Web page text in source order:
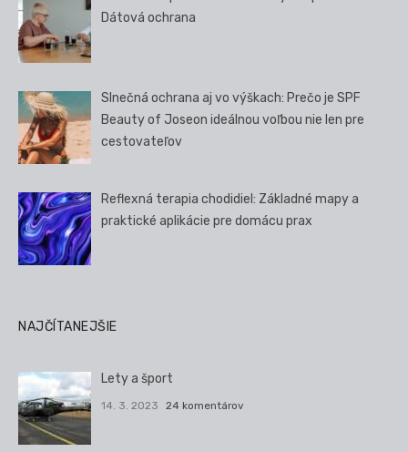
Dátová ochrana
Slnečná ochrana aj vo výškach: Prečo je SPF
Beauty of Joseon ideálnou voľbou nie len pre
cestovateľov
Reflexná terapia chodidiel: Základné mapy a
praktické aplikácie pre domácu prax
NAJČÍTANEJŠIE
Lety a šport
14. 3. 2023 24 komentárov